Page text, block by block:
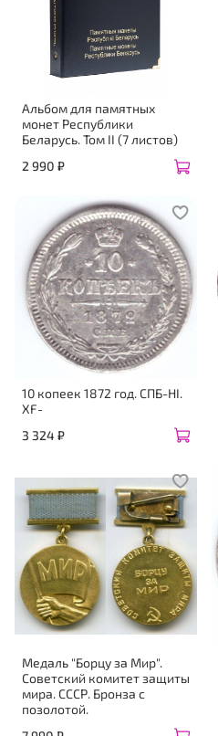
Альбом для памятных
монет Республики
Беларусь. Том II (7 листов)
2 990 ₽
10 копеек 1872 год. СПБ-НI.
XF-
3 324 ₽
Медаль "Борцу за Мир".
Советский комитет защиты
мира. СССР. Бронза с
позолотой.